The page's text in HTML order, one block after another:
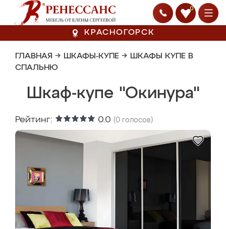
0
КРАСНОГОРСК
ГЛАВНАЯ → ШКАФЫ-КУПЕ → ШКАФЫ КУПЕ В
СПАЛЬНЮ
Шкаф-купе "Окинура"
Рейтинг: 0.0 (0 голосов)